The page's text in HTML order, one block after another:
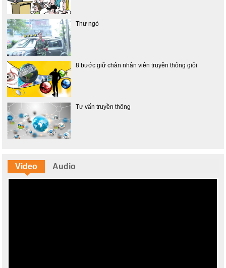
Thư ngỏ
8 bước giữ chân nhân viên truyền thông giỏi
Tư vấn truyền thông
Video Audio